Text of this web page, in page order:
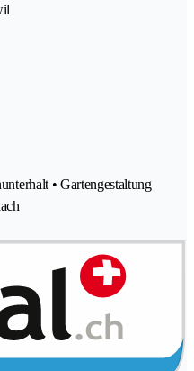
• Gartengestaltung